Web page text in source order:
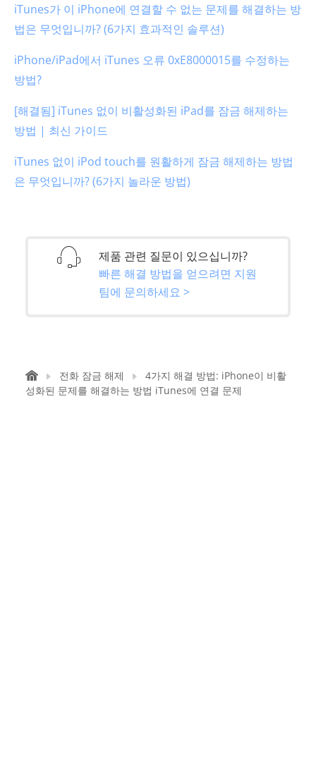
iTunes가 이 iPhone에 연결할 수 없는 문제를 해결하는 방
법은 무엇입니까? (6가지 효과적인 솔루션)
iPhone/iPad에서 iTunes 오류 0xE8000015를 수정하는
방법?
[해결됨] iTunes 없이 비활성화된 iPad를 잠금 해제하는
방법 | 최신 가이드
iTunes 없이 iPod touch를 원활하게 잠금 해제하는 방법
은 무엇입니까? (6가지 놀라운 방법)
제품 관련 질문이 있으십니까?
빠른 해결 방법을 얻으려면 지원
팀에 문의하세요 >
전화 잠금 해제
4가지 해결 방법: iPhone이 비활
성화된 문제를 해결하는 방법 iTunes에 연결 문제